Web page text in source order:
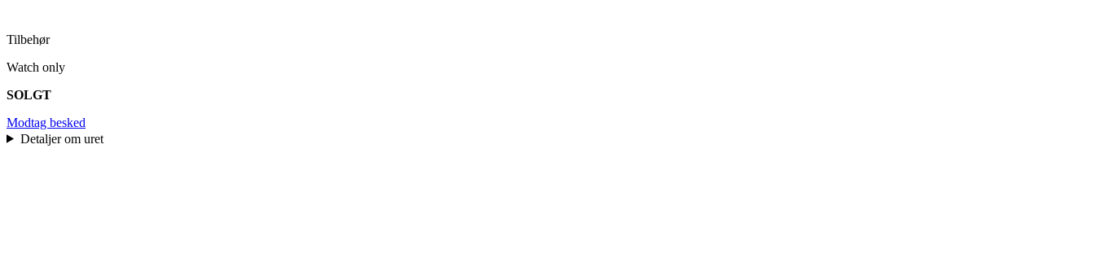
Tilbehør
Watch only
SOLGT
Modtag besked
Detaljer om uret